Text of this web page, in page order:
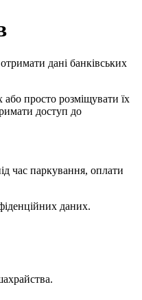
дані банківських
просто розміщувати їх
доступ до
час паркування, оплати
даних.